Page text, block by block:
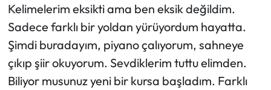
Kelimelerim eksikti ama ben eksik değildim.
Sadece farklı bir yoldan yürüyordum hayatta.
Şimdi buradayım, piyano çalıyorum, sahneye
çıkıp şiir okuyorum. Sevdiklerim tuttu elimden.
Biliyor musunuz yeni bir kursa başladım. Farklı